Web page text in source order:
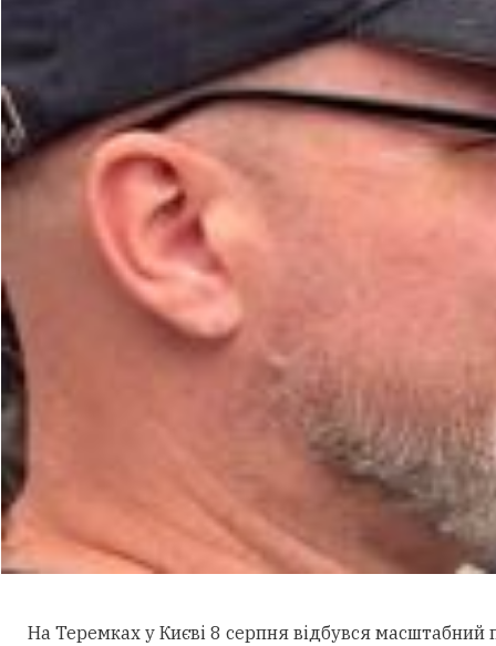
На Теремках у Києві 8 серпня відбувся масштабний